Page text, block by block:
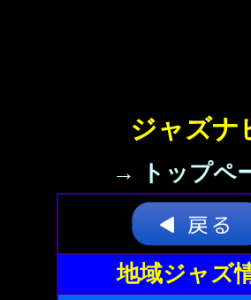
ジャズナ
→ トップペ
地域ジャズ